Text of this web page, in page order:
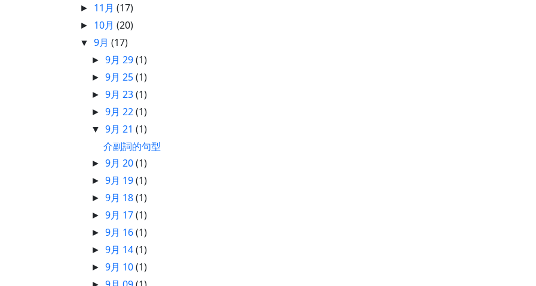
► 11月(17)
► 10月(20)
▼9月(17)
►9月 29(1)
►9月 25(1)
►9月 23(1)
►9月 22(1)
▼9月 21(1)
介副詞的句型
►9月 20(1)
►9月 19(1)
►9月 18(1)
►9月 17(1)
►9月 16(1)
►9月 14(1)
►9月 10(1)